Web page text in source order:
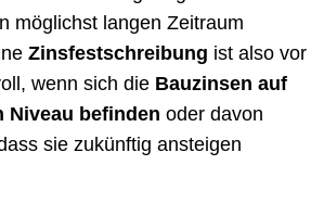
möglichst langen Zeitraum
Zinsfestschreibung ist also vor
wenn sich die Bauzinsen auf
Niveau befinden oder davon
sie zukünftig ansteigen